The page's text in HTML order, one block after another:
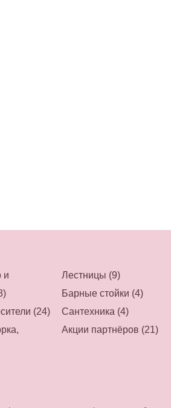
и
Лестницы (9)
Барные стойки (4)
(24)
Сантехника (4)
Акции партнёров (21)